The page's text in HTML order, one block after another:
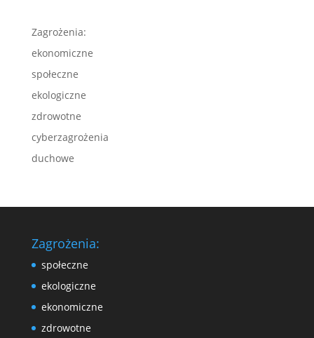
Zagrożenia:
ekonomiczne
społeczne
ekologiczne
zdrowotne
cyberzagrożenia
duchowe
Zagrożenia:
społeczne
ekologiczne
ekonomiczne
zdrowotne